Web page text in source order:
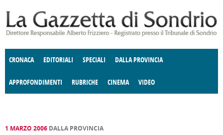
CRONACA EDITORIALI SPECIALI DALLA PROVINCIA
APPROFONDIMENTI
E SPETTACOLI POLITICA
RUBRICHE
DELLE IDEE FATTI DELLO SPIRITO
CINEMA VIDEO
1 MARZO 2006 DALLA PROVINCIA